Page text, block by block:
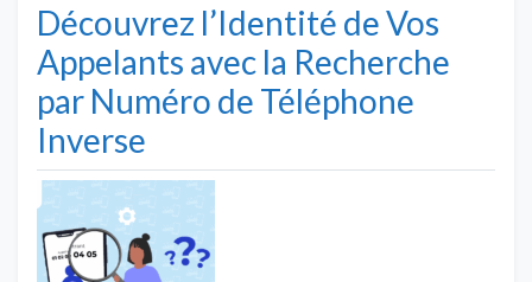
Découvrez l’Identité de Vos
Appelants avec la Recherche
par Numéro de Téléphone
Inverse